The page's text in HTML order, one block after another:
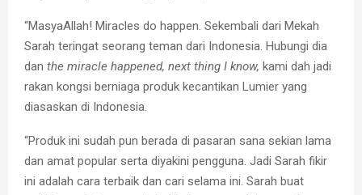
“MasyaAllah! Miracles do happen. Sekembali dari Mekah
Sarah teringat seorang teman dari Indonesia. Hubungi dia
dan the miracle happened, next thing I know, kami dah jadi
rakan kongsi berniaga produk kecantikan Lumier yang
diasaskan di Indonesia.
“Produk ini sudah pun berada di pasaran sana sekian lama
dan amat popular serta diyakini pengguna. Jadi Sarah fikir
ini adalah cara terbaik dan cari selama ini. Sarah buat